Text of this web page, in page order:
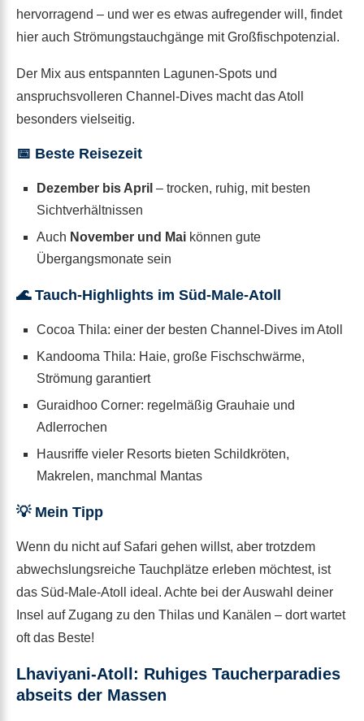
hervorragend – und wer es etwas aufregender will, findet
hier auch Strömungstauchgänge mit Großfischpotenzial.
Der Mix aus entspannten Lagunen-Spots und
anspruchsvolleren Channel-Dives macht das Atoll
besonders vielseitig.
📅 Beste Reisezeit
Dezember bis April – trocken, ruhig, mit besten
Sichtverhältnissen
Auch November und Mai können gute
Übergangsmonate sein
🌊 Tauch-Highlights im Süd-Male-Atoll
Cocoa Thila: einer der besten Channel-Dives im Atoll
Kandooma Thila: Haie, große Fischschwärme,
Strömung garantiert
Guraidhoo Corner: regelmäßig Grauhaie und
Adlerrochen
Hausriffe vieler Resorts bieten Schildkröten,
Makrelen, manchmal Mantas
💡 Mein Tipp
Wenn du nicht auf Safari gehen willst, aber trotzdem
abwechslungsreiche Tauchplätze erleben möchtest, ist
das Süd-Male-Atoll ideal. Achte bei der Auswahl deiner
Insel auf Zugang zu den Thilas und Kanälen – dort wartet
oft das Beste!
Lhaviyani-Atoll: Ruhiges Taucherparadies
abseits der Massen